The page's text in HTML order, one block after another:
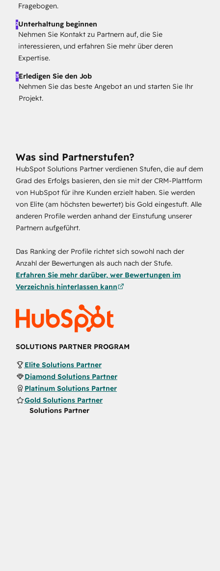
Fragebogen.
2Unterhaltung beginnen
Nehmen Sie Kontakt zu Partnern auf, die Sie
interessieren, und erfahren Sie mehr über deren
Expertise.
3Erledigen Sie den Job
Nehmen Sie das beste Angebot an und starten Sie Ihr
Projekt.
Was sind Partnerstufen?
HubSpot Solutions Partner verdienen Stufen, die auf dem
Grad des Erfolgs basieren, den sie mit der CRM-Plattform
von HubSpot für ihre Kunden erzielt haben. Sie werden
von Elite (am höchsten bewertet) bis Gold eingestuft. Alle
anderen Profile werden anhand der Einstufung unserer
Partnern aufgeführt.
Das Ranking der Profile richtet sich sowohl nach der
Anzahl der Bewertungen als auch nach der Stufe.
Erfahren Sie mehr darüber, wer Bewertungen im
Verzeichnis hinterlassen kann
SOLUTIONS PARTNER PROGRAM
Elite Solutions Partner
Diamond Solutions Partner
Platinum Solutions Partner
Gold Solutions Partner
Solutions Partner